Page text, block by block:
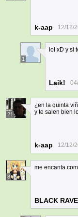
k-aap 12/12/
1
lol xD y si
Laik!
21
¿en la quinta
y te salen bien
k-aap 12/12/
8
me encanta
BLACK